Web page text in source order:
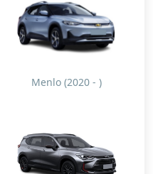
Menlo (2020 - )